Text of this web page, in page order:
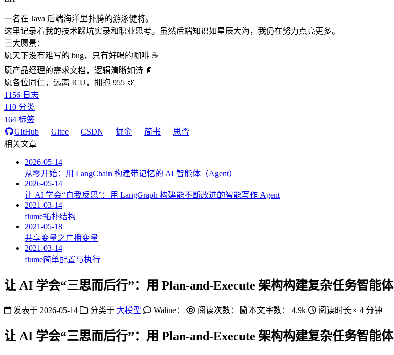
一名在 Java 后端海洋里扑腾的游泳健将。
这里记录着我的技术踩坑实录和职业思考。虽然后端知识如星辰大海，我仍在努力点亮更多。
三大愿景：
愿天下没有难写的 bug，只有好喝的咖啡 ☕️
愿产品经理的需求文档，逻辑清晰如诗 📄
愿各位同仁，远离 ICU，拥抱 955 🫶
1156 日志
110 分类
164 标签
GitHub
Gitee CSDN 掘金 简书
思否
相关文章
2026-05-14
从零开始：用 LangChain 构建带记忆的 AI 智能体（Agent）
2026-05-14
让 AI 学会“自我反思”：用 LangGraph 构建能不断改进的智能写作 Agent
2021-03-14
flume拓扑结构
2021-05-18
共享变量之广播变量
2021-03-14
flume简单配置与执行
让 AI 学会“三思而后行”：用 Plan-and-Execute 架构构建复杂任务智能体
发表于 2026-05-14 分类于 大模型 Waline： 阅读次数： 本文字数： 4.9k 阅读时长 ≈ 4 分钟
让 AI 学会“三思而后行”：用 Plan-and-Execute 架构构建复杂任务智能体